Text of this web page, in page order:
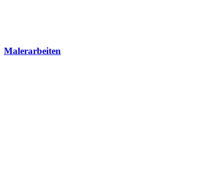
Malerarbeiten